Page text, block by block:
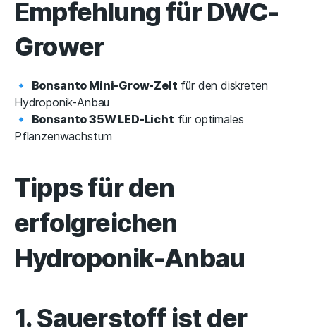
Empfehlung für DWC-
Grower
🔹 Bonsanto Mini-Grow-Zelt für den diskreten
Hydroponik-Anbau
🔹 Bonsanto 35W LED-Licht für optimales
Pflanzenwachstum
Tipps für den
erfolgreichen
Hydroponik-Anbau
1. Sauerstoff ist der